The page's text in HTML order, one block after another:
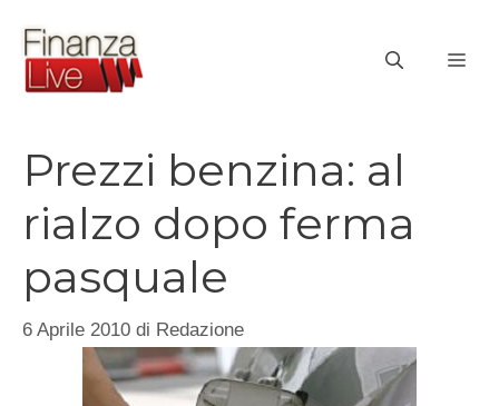
contenuto
Prezzi benzina: al
rialzo dopo ferma
pasquale
6 Aprile 2010 di Redazione